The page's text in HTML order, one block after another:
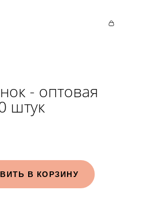
- оптовая
штук
В КОРЗИНУ